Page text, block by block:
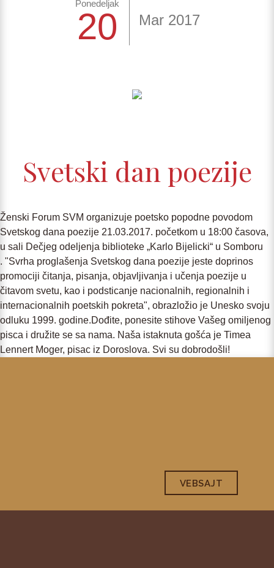
Ponedeljak
20 Mar 2017
Svetski dan poezije
Ženski Forum SVM organizuje poetsko popodne povodom
Svetskog dana poezije 21.03.2017. početkom u 18:00 časova,
u sali Dečjeg odeljenja biblioteke „Karlo Bijelicki“ u Somboru
. "Svrha proglašenja Svetskog dana poezije jeste doprinos
promociji čitanja, pisanja, objavljivanja i učenja poezije u
čitavom svetu, kao i podsticanje nacionalnih, regionalnih i
internacionalnih poetskih pokreta", obrazložio je Unesko svoju
odluku 1999. godine.Dođite, ponesite stihove Vašeg omiljenog
pisca i družite se sa nama. Naša istaknuta gošća je Timea
Lennert Moger, pisac iz Doroslova. Svi su dobrodošli!
VEBSAJT